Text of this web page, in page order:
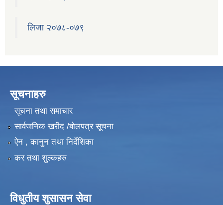
लिजा २०७८-०७९
सूचनाहरु
सूचना तथा समाचार
सार्वजनिक खरीद /बोलपत्र सूचना
ऐन , कानुन तथा निर्देशिका
कर तथा शुल्कहरु
विधुतीय शुसासन सेवा